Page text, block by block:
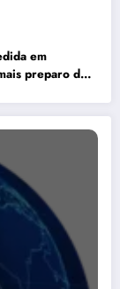
em
preparo dos